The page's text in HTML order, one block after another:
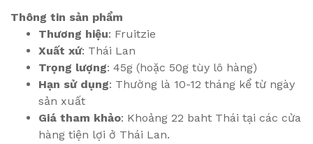
Thông tin sản phẩm
Thương hiệu: Fruitzie
Xuất xứ: Thái Lan
Trọng lượng: 45g (hoặc 50g tùy lô hàng)
Hạn sử dụng: Thường là 10-12 tháng kể từ ngày
sản xuất
Giá tham khảo: Khoảng 22 baht Thái tại các cửa
hàng tiện lợi ở Thái Lan.